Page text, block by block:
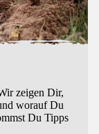
zeigen Dir,
worauf Du
Du Tipps